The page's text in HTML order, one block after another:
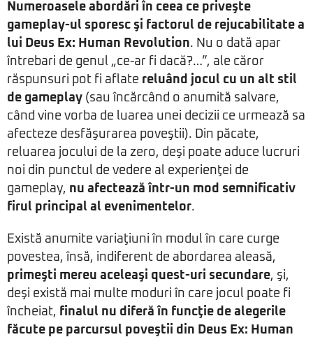
Numeroasele abordări în ceea ce priveşte
gameplay-ul sporesc şi factorul de rejucabilitate a
lui Deus Ex: Human Revolution. Nu o dată apar
întrebari de genul „ce-ar fi dacă?…”, ale căror
răspunsuri pot fi aflate reluând jocul cu un alt stil
de gameplay (sau încărcând o anumită salvare,
când vine vorba de luarea unei decizii ce urmează sa
afecteze desfăşurarea poveştii). Din păcate,
reluarea jocului de la zero, deşi poate aduce lucruri
noi din punctul de vedere al experienţei de
gameplay, nu afectează într-un mod semnificativ
firul principal al evenimentelor.
Există anumite variaţiuni în modul în care curge
povestea, însă, indiferent de abordarea aleasă,
primeşti mereu aceleaşi quest-uri secundare, şi,
deşi există mai multe moduri în care jocul poate fi
încheiat, finalul nu diferă în funcţie de alegerile
făcute pe parcursul poveştii din Deus Ex: Human